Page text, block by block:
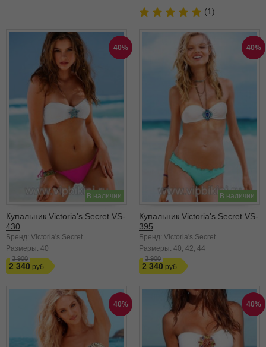
(1)
40%
В наличии
Купальник Victoria's Secret VS-
430
Бренд: Victoria's Secret
Размеры: 40
3 900
2 340
40%
В наличии
Купальник Victoria's Secret VS-
395
Бренд: Victoria's Secret
Размеры: 40 42 44
3 900
2 340
40% 40%